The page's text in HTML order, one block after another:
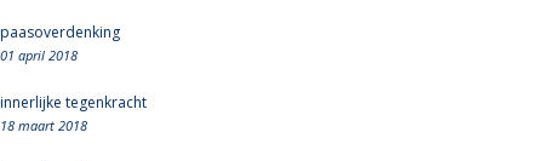
paasoverdenking
01 april 2018
innerlijke tegenkracht
18 maart 2018